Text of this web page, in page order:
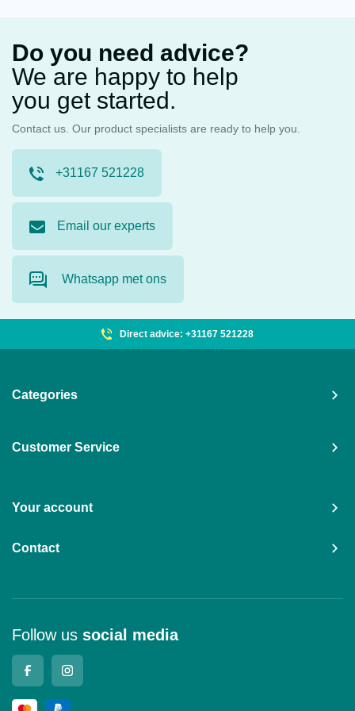
Do you need advice?
We are happy to help
you get started.
Contact us. Our product specialists are ready to help you.
+31167 521228
Email our experts
Whatsapp met ons
Direct advice: +31167 521228
Categories
Customer Service
Your account
Contact
Follow us social media